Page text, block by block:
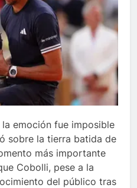
emoción fue imposible
sobre la tierra batida de
más importante
Cobolli, pese a la
del público tras